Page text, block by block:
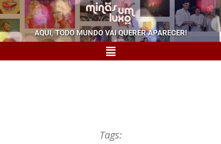
AQUI, TODO MUNDO VAI QUERER APARECER!
Tags: